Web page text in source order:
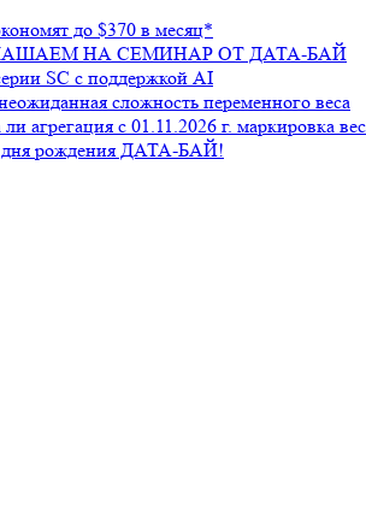
до $370 в месяц*
НА СЕМИНАР ОТ ДАТА-БАЙ
SC с поддержкой AI
сложность переменного веса
с 01.11.2026 г. маркировка
дня рождения ДАТА-БАЙ!